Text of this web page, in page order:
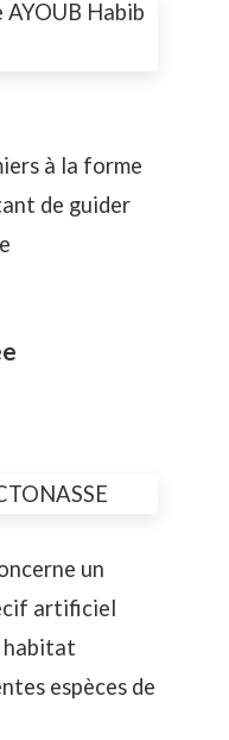
à la forme
de guider
un
artificiel
habitat
espèces de